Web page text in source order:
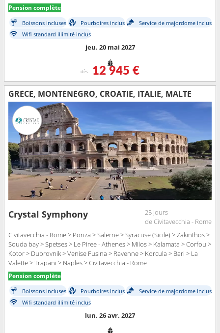
Pension complète
Boissons incluses Pourboires inclus
Service de majordome inclus
Wifi standard illimité inclus
jeu. 20 mai 2027
dès 12 945 €
GRÈCE, MONTÉNÉGRO, CROATIE, ITALIE, MALTE
Crystal Symphony
25 jours
de Civitavecchia - Rome
Civitavecchia - Rome > Ponza > Salerne > Syracuse (Sicile) > Zakinthos >
Souda bay > Spetses > Le Piree - Athenes > Milos > Kalamata > Corfou >
Kotor > Dubrovnik > Venise Fusina > Ravenne > Korcula > Bari > La
Valette > Trapani > Naples > Civitavecchia - Rome
Pension complète
Boissons incluses Pourboires inclus
Service de majordome inclus
Wifi standard illimité inclus
lun. 26 avr. 2027